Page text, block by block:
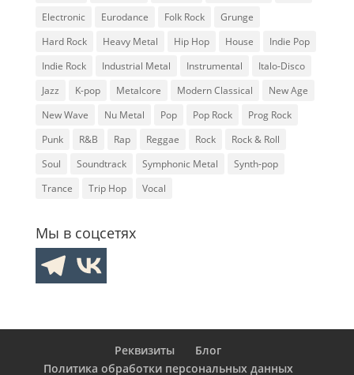
Electronic
Eurodance Folk Rock
Grunge
Hard Rock
Heavy Metal Hip Hop House
Indie Pop
Indie Rock
Industrial Metal Instrumental
Italo-Disco
Jazz
K-pop Metalcore Modern Classical
New Age
New Wave
Nu Metal Pop Pop Rock
Prog Rock
Punk
R&B Rap Reggae Rock
Rock & Roll
Soul
Soundtrack Symphonic Metal
Synth-pop
Trance
Trip Hop Vocal
Мы в соцсетях
Реквизиты
Блог
Политика обработки персональных данных